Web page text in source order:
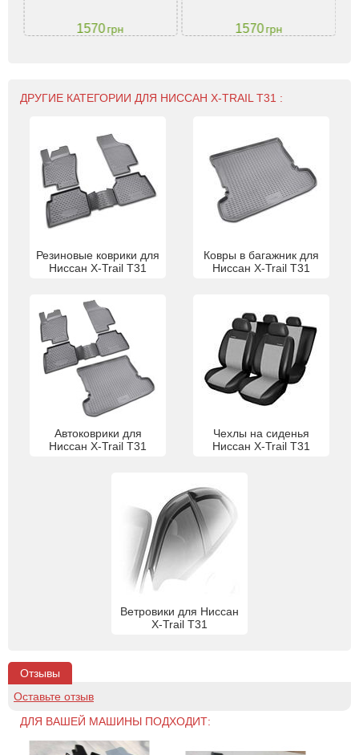
1570грн 1570грн
ДРУГИЕ КАТЕГОРИИ ДЛЯ НИССАН X-TRAIL T31 :
Резиновые коврики для
Ниссан X-Trail T31
Ковры в багажник для
Ниссан X-Trail T31
Автоковрики для
Ниссан X-Trail T31
Чехлы на сиденья
Ниссан X-Trail T31
Ветровики для Ниссан
X-Trail T31
Отзывы
Оставьте отзыв
ДЛЯ ВАШЕЙ МАШИНЫ ПОДХОДИТ: